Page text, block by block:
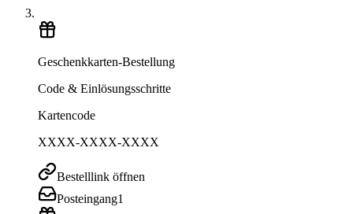
Geschenkkarten-Bestellung
Code & Einlösungsschritte
Kartencode
XXXX-XXXX-XXXX
Bestelllink öffnen
Posteingang1